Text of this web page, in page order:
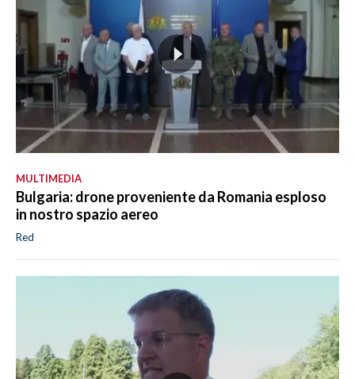
MULTIMEDIA
Bulgaria: drone proveniente da Romania esploso
in nostro spazio aereo
Red